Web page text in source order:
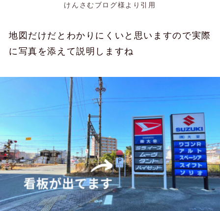
けんさむブログ様より引用
地図だけだとわかりにくいと思いますので実際
に写真を添えて説明しますね